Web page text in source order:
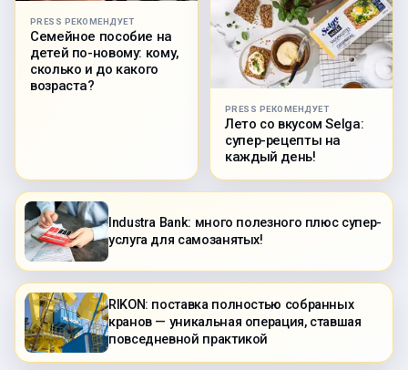
PRESS РЕКОМЕНДУЕТ
Семейное пособие на
детей по-новому: кому,
сколько и до какого
возраста?
PRESS РЕКОМЕНДУЕТ
Лето со вкусом Selga:
супер-рецепты на
каждый день!
Industra Bank: много полезного плюс супер-
услуга для самозанятых!
RIKON: поставка полностью собранных
кранов — уникальная операция, ставшая
повседневной практикой